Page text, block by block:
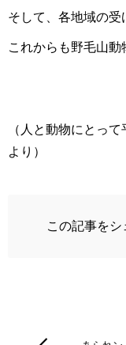
そして、各地域の受
これからも野毛山動
（人と動物にとっ
より）
この記事をシ